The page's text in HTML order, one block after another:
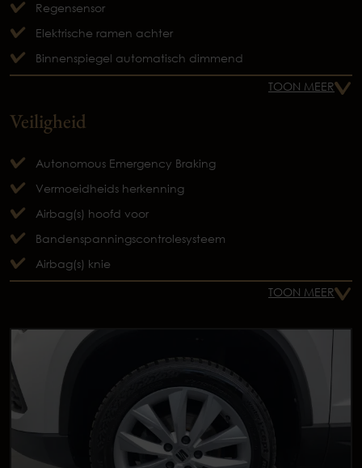
Regensensor
Elektrische ramen achter
Binnenspiegel automatisch dimmend
TOON MEER
Veiligheid
Autonomous Emergency Braking
Vermoeidheids herkenning
Airbag(s) hoofd voor
Bandenspanningscontrolesysteem
Airbag(s) knie
TOON MEER